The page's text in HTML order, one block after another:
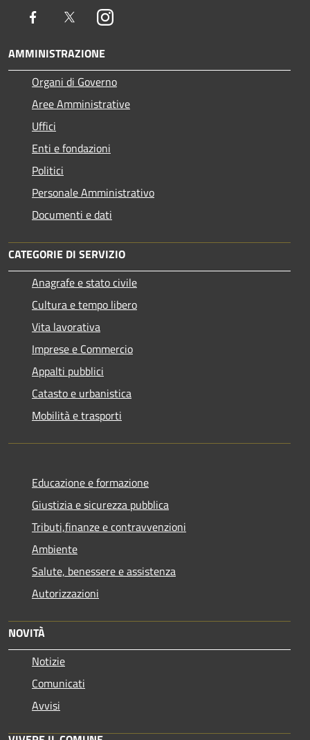
Facebook TwitterInstagram
AMMINISTRAZIONE
Organi di Governo
Aree Amministrative
Uffici
Enti e fondazioni
Politici
Personale Amministrativo
Documenti e dati
CATEGORIE DI SERVIZIO
Anagrafe e stato civile
Cultura e tempo libero
Vita lavorativa
Imprese e Commercio
Appalti pubblici
Catasto e urbanistica
Mobilità e trasporti
Educazione e formazione
Giustizia e sicurezza pubblica
Tributi,finanze e contravvenzioni
Ambiente
Salute, benessere e assistenza
Autorizzazioni
NOVITÀ
Notizie
Comunicati
Avvisi